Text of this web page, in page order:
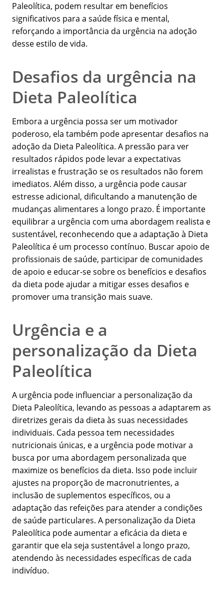
Paleolítica, podem resultar em benefícios
significativos para a saúde física e mental,
reforçando a importância da urgência na adoção
desse estilo de vida.
Desafios da urgência na
Dieta Paleolítica
Embora a urgência possa ser um motivador
poderoso, ela também pode apresentar desafios na
adoção da Dieta Paleolítica. A pressão para ver
resultados rápidos pode levar a expectativas
irrealistas e frustração se os resultados não forem
imediatos. Além disso, a urgência pode causar
estresse adicional, dificultando a manutenção de
mudanças alimentares a longo prazo. É importante
equilibrar a urgência com uma abordagem realista e
sustentável, reconhecendo que a adaptação à Dieta
Paleolítica é um processo contínuo. Buscar apoio de
profissionais de saúde, participar de comunidades
de apoio e educar-se sobre os benefícios e desafios
da dieta pode ajudar a mitigar esses desafios e
promover uma transição mais suave.
Urgência e a
personalização da Dieta
Paleolítica
A urgência pode influenciar a personalização da
Dieta Paleolítica, levando as pessoas a adaptarem as
diretrizes gerais da dieta às suas necessidades
individuais. Cada pessoa tem necessidades
nutricionais únicas, e a urgência pode motivar a
busca por uma abordagem personalizada que
maximize os benefícios da dieta. Isso pode incluir
ajustes na proporção de macronutrientes, a
inclusão de suplementos específicos, ou a
adaptação das refeições para atender a condições
de saúde particulares. A personalização da Dieta
Paleolítica pode aumentar a eficácia da dieta e
garantir que ela seja sustentável a longo prazo,
atendendo às necessidades específicas de cada
indivíduo.